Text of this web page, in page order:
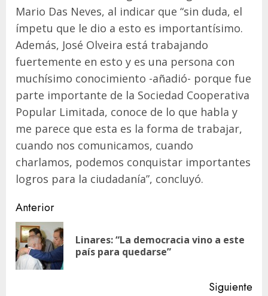
Mario Das Neves, al indicar que “sin duda, el
ímpetu que le dio a esto es importantísimo.
Además, José Olveira está trabajando
fuertemente en esto y es una persona con
muchísimo conocimiento -añadió- porque fue
parte importante de la Sociedad Cooperativa
Popular Limitada, conoce de lo que habla y
me parece que esta es la forma de trabajar,
cuando nos comunicamos, cuando
charlamos, podemos conquistar importantes
logros para la ciudadanía”, concluyó.
Navegación
de
entradas
Anterior
Linares: “La democracia vino a este
país para quedarse”
Siguiente